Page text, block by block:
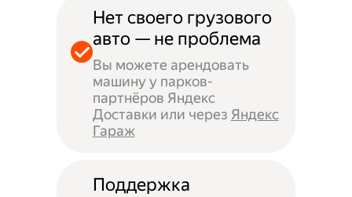
Нет своего грузового
авто — не проблема
Вы можете арендовать
машину у парков-
партнёров Яндекс
Доставки или через Яндекс
Гараж
Поддержка